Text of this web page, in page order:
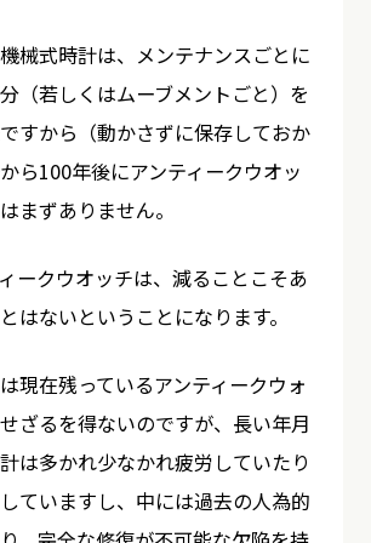
械式時計は、メンテナンスごとに
（若しくはムーブメントごと）を
すから（動かさずに保存しておか
ら100年後にアンティークウオッ
まずありません。
ークウオッチは、減ることこそあ
はないということになります。
現在残っているアンティークウォ
ざるを得ないのですが、長い年月
は多かれ少なかれ疲労していたり
ていますし、中には過去の人為的